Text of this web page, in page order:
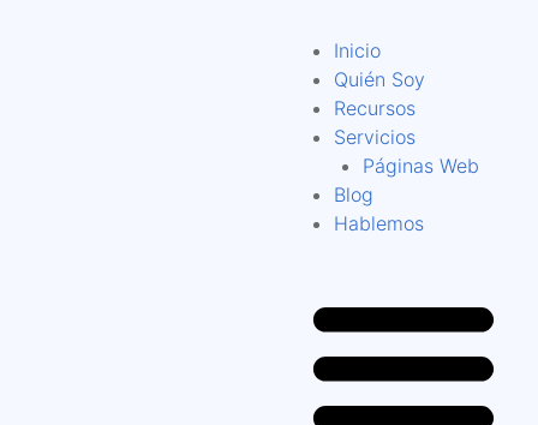
Inicio
Quién Soy
Recursos
Servicios
Páginas Web
Blog
Hablemos